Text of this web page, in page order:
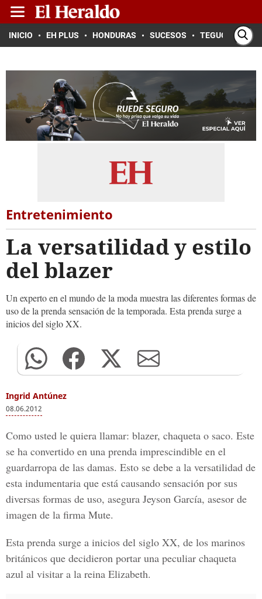
INICIO EH PLUS HONDURAS SUCESOS TEGUCIGALPA
Entretenimiento
La versatilidad y estilo
del blazer
Un experto en el mundo de la moda muestra las diferentes formas de
uso de la prenda sensación de la temporada. Esta prenda surge a
inicios del siglo XX.
Ingrid Antúnez
08.06.2012
Como usted le quiera llamar: blazer, chaqueta o saco. Este
se ha convertido en una prenda imprescindible en el
guardarropa de las damas. Esto se debe a la versatilidad de
esta indumentaria que está causando sensación por sus
diversas formas de uso, asegura Jeyson García, asesor de
imagen de la firma Mute.
Esta prenda surge a inicios del siglo XX, de los marinos
británicos que decidieron portar una peculiar chaqueta
azul al visitar a la reina Elizabeth.